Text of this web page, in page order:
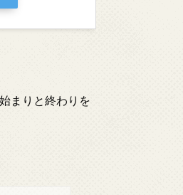
まりと終わりを